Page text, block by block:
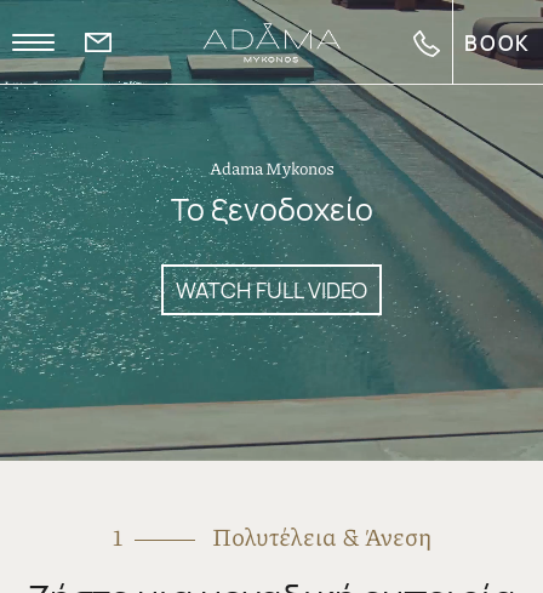
EN
BOOK
Adama Mykonos
Το ξενοδοχείο
WATCH FULL VIDEO
1 Πολυτέλεια & Άνεση